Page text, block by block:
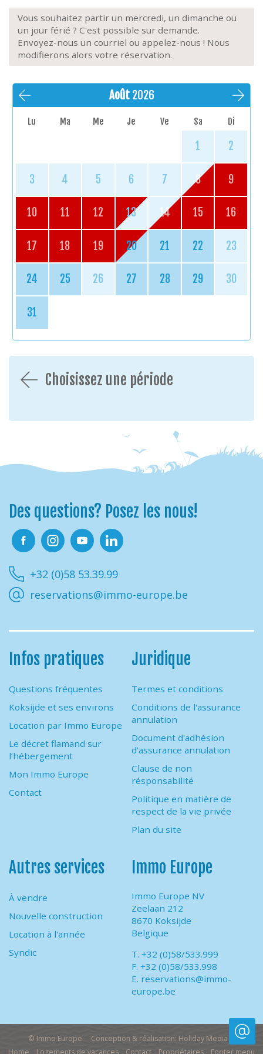
Vous souhaitez partir un mercredi, un dimanche ou
un jour férié ? C'est possible sur demande.
Envoyez-nous un courriel ou appelez-nous ! Nous
modifierons alors votre réservation.
Août 2026
Lu Ma Me Je Ve Sa Di
1 2
3 4 5 6 7 8 9
10 11 12 13 14 15 16
17 18 19 20 21 22 23
24 25 26 27 28 29 30
31
Choisissez une période
Des questions? Posez les nous!
+32 (0)58 53.39.99
reservations@immo-europe.be
Infos pratiques
Questions fréquentes
Koksijde et ses environs
Location par Immo Europe
Le décret flamand sur
l’hébergement
Mon Immo Europe
Contact
Juridique
Termes et conditions
Conditions de l'assurance
annulation
Document d'adhésion
d'assurance annulation
Clause de non
résponsabilité
Politique en matière de
respect de la vie privée
Plan du site
Autres services
À vendre
Nouvelle construction
Location à l'année
Syndic
Immo Europe
Immo Europe NV
Zeelaan 212
8670 Koksijde
Belgique
T. +32 (0)58/533.999
F. +32 (0)58/533.998
E. reservations@immo-
europe.be
© Immo Europe
Conception & réalisation: Holiday Media
Home
Logements de vacances Contact Propriétaires Footer menu